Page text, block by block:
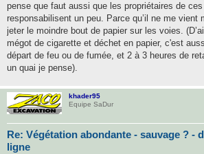
pense que faut aussi que les propriétaires de
responsabilisent un peu. Parce qu’il ne me vient
jeter le moindre bout de papier sur les voies.
mégot de cigarette et déchet en papier, c'est
départ de feu ou de fumée, et 2 à 3 heures de
un quai je pense).
khader95
Equipe SaDur
Re: Végétation abondante - sauvage ? -
ligne